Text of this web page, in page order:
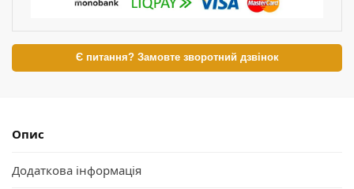
Є питання? Замовте зворотний дзвінок
Опис
Додаткова інформація